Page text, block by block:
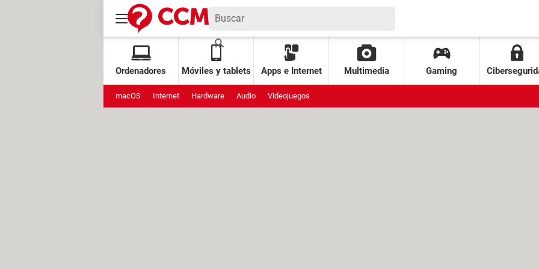
Ordenadores Móviles y tablets Apps e Internet Multimedia Gaming
macOS Internet Hardware Audio Videojuegos